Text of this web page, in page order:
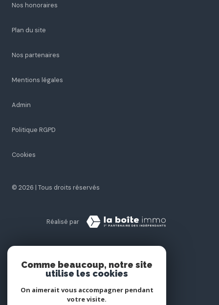
Nos honoraires
Plan du site
Nos partenaires
Mentions légales
Admin
Politique RGPD
Cookies
© 2026 | Tous droits réservés
Réalisé par
Comme beaucoup, notre site
utilise les cookies
On aimerait vous accompagner pendant
votre visite.